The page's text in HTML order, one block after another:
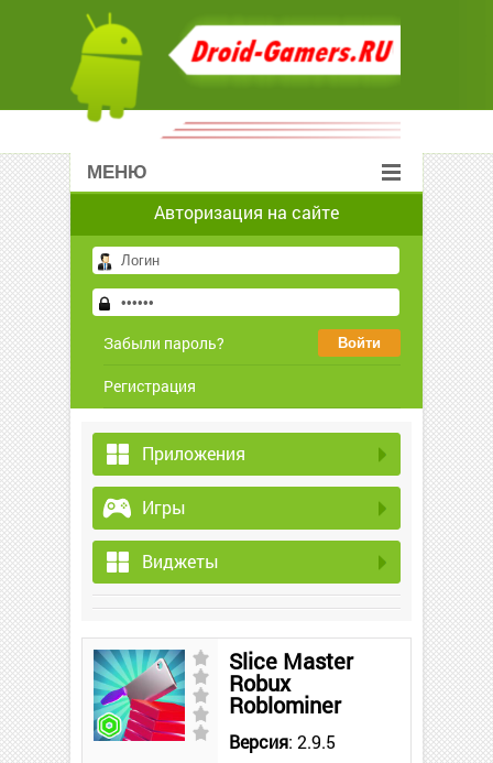
МЕНЮ
Авторизация на сайте
Забыли пароль?
Регистрация
Приложения
Игры
Виджеты
Slice Master
Robux
Roblominer
Версия: 2.9.5